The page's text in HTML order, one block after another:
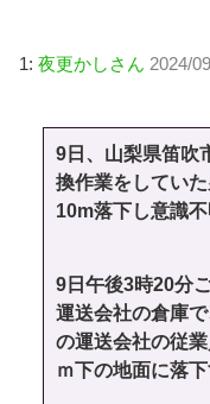
1: 夜更かしさん 2024/
9日、山梨県笛吹
換作業をしてい
10m落下し意識不
9日午後3時20分
運送会社の倉庫
の運送会社の従
ｍ下の地面に落